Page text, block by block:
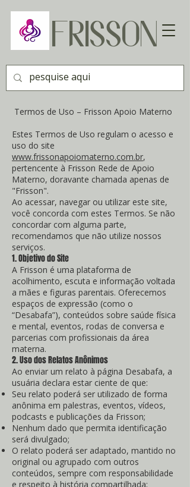
FRISSON
Termos de Uso – Frisson Apoio Materno
Estes Termos de Uso regulam o acesso e
uso do site
www.frissonapoiomaterno.com.br,
pertencente à Frisson Rede de Apoio
Materno, doravante chamada apenas de
"Frisson".
Ao acessar, navegar ou utilizar este site,
você concorda com estes Termos. Se não
concordar com alguma parte,
recomendamos que não utilize nossos
serviços.
1. Objetivo do Site
A Frisson é uma plataforma de
acolhimento, escuta e informação voltada
a mães e figuras parentais. Oferecemos
espaços de expressão (como o
“Desabafa”), conteúdos sobre saúde física
e mental, eventos, rodas de conversa e
parcerias com profissionais da área
materna.
2. Uso dos Relatos Anônimos
Ao enviar um relato à página Desabafa, a
usuária declara estar ciente de que:
Seu relato poderá ser utilizado de forma
anônima em palestras, eventos, vídeos,
podcasts e publicações da Frisson;
Nenhum dado que permita identificação
será divulgado;
O relato poderá ser adaptado, mantido no
original ou agrupado com outros
conteúdos, sempre com responsabilidade
e respeito à história compartilhada;